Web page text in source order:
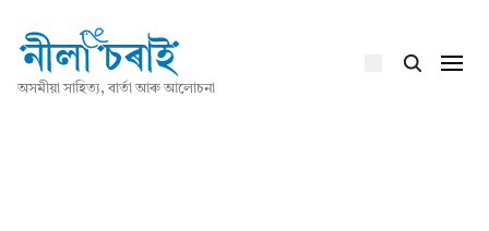
অসমীয়া সাহিত্য, বাৰ্তা আৰু আলোচনা